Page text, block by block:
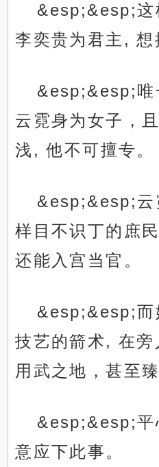
&esp;&esp;这
李奕贵为君主, 想
&esp;&esp;唯
云霓身为女子，
浅, 他不可擅专。
&esp;&esp;云
样目不识丁的庶
还能入宫当官。
&esp;&esp;而
技艺的箭术, 在
用武之地，甚至
&esp;&esp;平
意应下此事。